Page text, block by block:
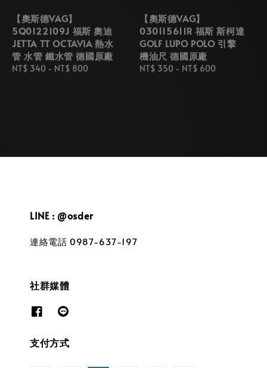
【奧斯德VAG】
5Q0122109J 福斯 奧迪
JETTA TT OCTAVIA 熱水
管 水管 鐵水管 德國原廠
Regular
NT$ 340 - NT$ 800
【奧斯德VAG】
030115611R 福斯 斯柯達
GOLF LUPO POLO 引擎
機油尺 德國原廠
Regular
NT$ 350 - NT$ 600
LINE : @osder
連絡電話 0987-637-197
社群媒體
支付方式